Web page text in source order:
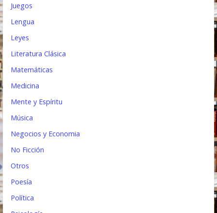
Juegos
Lengua
Leyes
Literatura Clásica
Matemáticas
Medicina
Mente y Espíritu
Música
Negocios y Economia
No Ficción
Otros
Poesía
Política